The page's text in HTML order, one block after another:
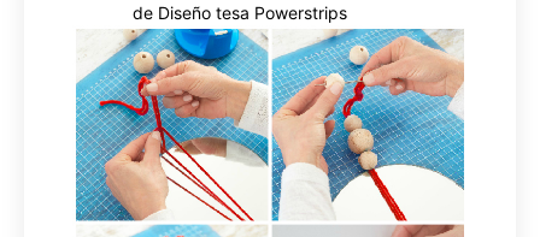
de Diseño tesa Powerstrips